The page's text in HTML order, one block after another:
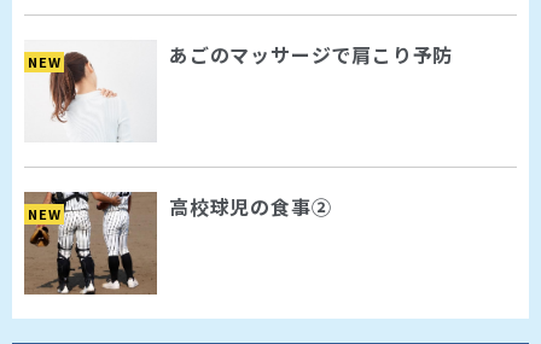
NEW あごのマッサージで肩こり予防
NEW 高校球児の食事②